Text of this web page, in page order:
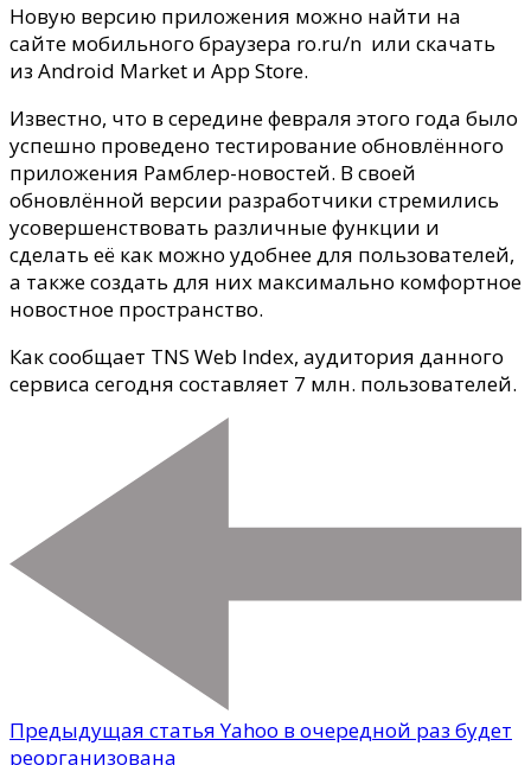
Новую версию приложения можно найти на
сайте мобильного браузера ro.ru/n или скачать
из Android Market и App Store.
Известно, что в середине февраля этого года было
успешно проведено тестирование обновлённого
приложения Рамблер-новостей. В своей
обновлённой версии разработчики стремились
усовершенствовать различные функции и
сделать её как можно удобнее для пользователей,
а также создать для них максимально комфортное
новостное пространство.
Как сообщает TNS Web Index, аудитория данного
сервиса сегодня составляет 7 млн. пользователей.
Предыдущая статья Yahoo в очередной раз будет
реорганизована